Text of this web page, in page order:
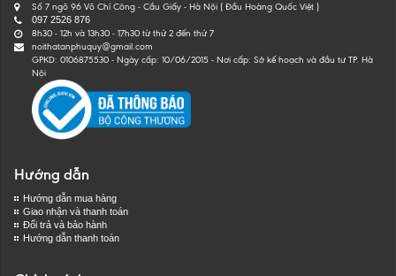
Số 7 ngõ 96 Võ Chí Công - Cầu Giấy - Hà Nội ( Đầu Hoàng Quốc Việt )
097 2526 876
8h30 - 12h và 13h30 - 17h30 từ thứ 2 đến thứ 7
noithatanphuquy@gmail.com
GPKD: 0106875530 - Ngày cấp: 10/06/2015 - Nơi cấp: Sở kế hoạch và đầu tư TP. Hà
Nội
Hướng dẫn
Hướng dẫn mua hàng
Giao nhận và thanh toán
Đổi trả và bảo hành
Hướng dẫn thanh toán